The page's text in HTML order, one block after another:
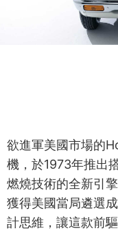
欲進軍美國市場的
機，於1973年推出
燃燒技術的全新引
獲得美國當局遴選
計思維，讓這款前